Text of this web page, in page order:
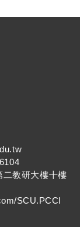
二教研大樓十樓
SCU.PCCI